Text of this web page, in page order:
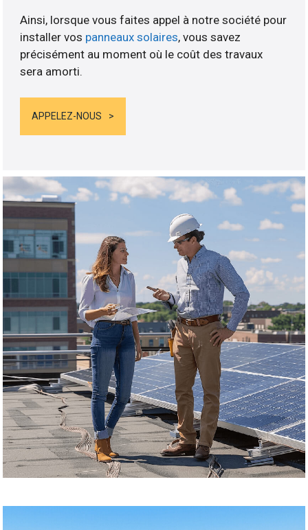
Ainsi, lorsque vous faites appel à notre société pour
installer vos panneaux solaires, vous savez
précisément au moment où le coût des travaux
sera amorti.
APPELEZ-NOUS